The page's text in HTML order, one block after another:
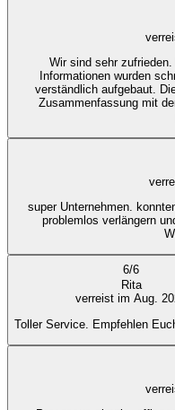
Wir sind sehr
Informationen wurden
verständlich aufgebaut.
Zusammenfassung mit
super Unternehmen.
problemlos verlängern
6/6
Rita
verreist im Aug.
Toller Service. Empfehlen